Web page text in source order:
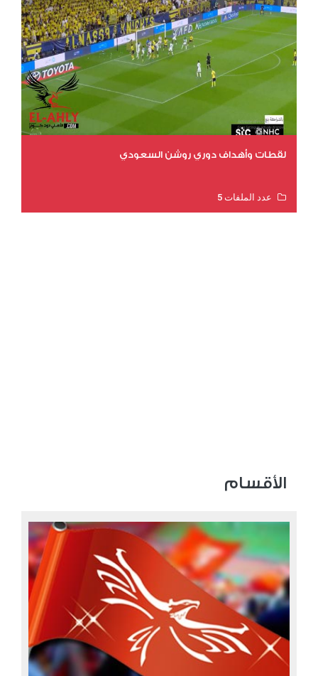
لقطات وأهداف دوري روشن السعودي
عدد الملفات 5
الأقسام